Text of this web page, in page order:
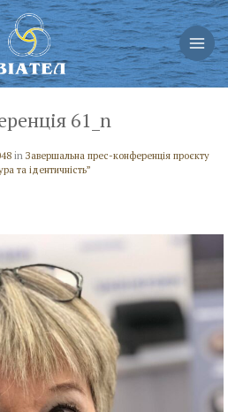
61_n
in Завершальна прес-конференція проєкту
та ідентичність”